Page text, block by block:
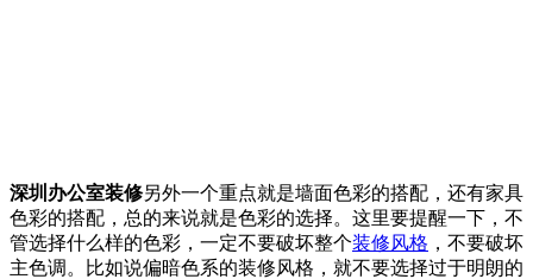
深圳办公室装修另外一个重点就是墙面色彩的搭配，还有家具
色彩的搭配，总的来说就是色彩的选择。这里要提醒一下，不
管选择什么样的色彩，一定不要破坏整个装修风格 ，不要破坏
主色调。比如说偏暗色系的装修风格，就不要选择过于明朗的